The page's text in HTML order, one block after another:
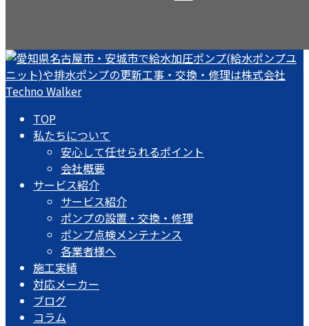
TOP
私たちについて
安心して任せられるポイント
会社概要
サービス紹介
サービス紹介
ポンプの設置・交換・修理
ポンプ点検メンテナンス
各業者様へ
施工実績
対応メーカー
ブログ
コラム